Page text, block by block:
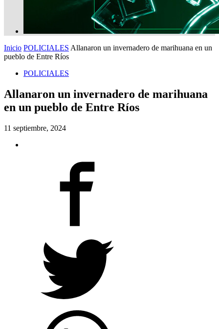
Inicio POLICIALES Allanaron un invernadero de marihuana en un
pueblo de Entre Ríos
POLICIALES
Allanaron un invernadero de marihuana
en un pueblo de Entre Ríos
11 septiembre, 2024